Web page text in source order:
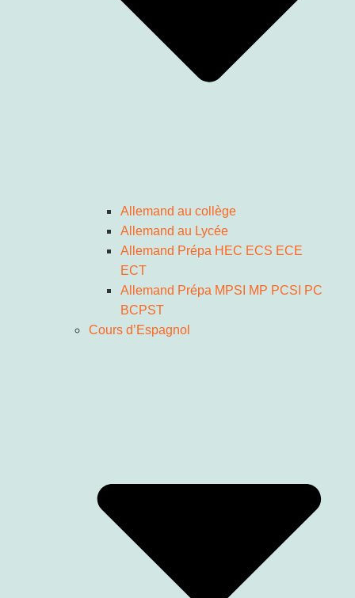
Allemand au collège
Allemand au Lycée
Allemand Prépa HEC ECS ECE
ECT
Allemand Prépa MPSI MP PCSI PC
BCPST
Cours d’Espagnol